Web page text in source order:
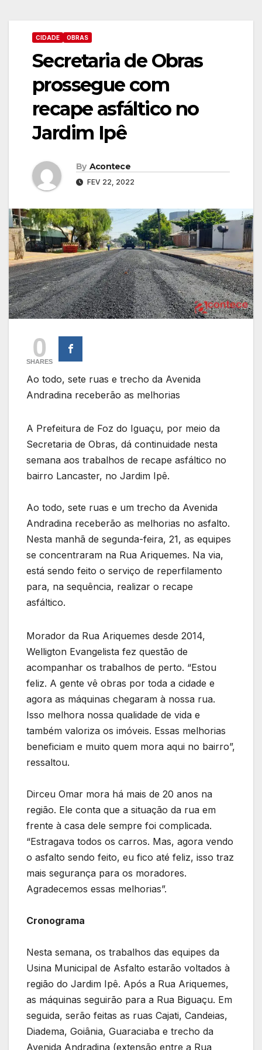
CIDADE OBRAS
Secretaria de Obras
prossegue com
recape asfáltico no
Jardim Ipê
By Acontece
FEV 22, 2022
0
SHARES
Ao todo, sete ruas e trecho da Avenida
Andradina receberão as melhorias
A Prefeitura de Foz do Iguaçu, por meio da
Secretaria de Obras, dá continuidade nesta
semana aos trabalhos de recape asfáltico no
bairro Lancaster, no Jardim Ipê.
Ao todo, sete ruas e um trecho da Avenida
Andradina receberão as melhorias no asfalto.
Nesta manhã de segunda-feira, 21, as equipes
se concentraram na Rua Ariquemes. Na via,
está sendo feito o serviço de reperfilamento
para, na sequência, realizar o recape
asfáltico.
Morador da Rua Ariquemes desde 2014,
Welligton Evangelista fez questão de
acompanhar os trabalhos de perto. “Estou
feliz. A gente vê obras por toda a cidade e
agora as máquinas chegaram à nossa rua.
Isso melhora nossa qualidade de vida e
também valoriza os imóveis. Essas melhorias
beneficiam e muito quem mora aqui no bairro”,
ressaltou.
Dirceu Omar mora há mais de 20 anos na
região. Ele conta que a situação da rua em
frente à casa dele sempre foi complicada.
“Estragava todos os carros. Mas, agora vendo
o asfalto sendo feito, eu fico até feliz, isso traz
mais segurança para os moradores.
Agradecemos essas melhorias”.
Cronograma
Nesta semana, os trabalhos das equipes da
Usina Municipal de Asfalto estarão voltados à
região do Jardim Ipê. Após a Rua Ariquemes,
as máquinas seguirão para a Rua Biguaçu. Em
seguida, serão feitas as ruas Cajati, Candeias,
Diadema, Goiânia, Guaraciaba e trecho da
Avenida Andradina (extensão entre a Rua